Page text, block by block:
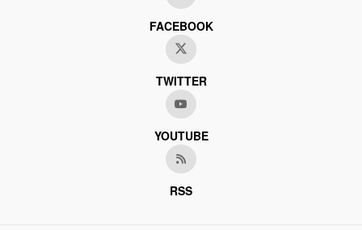
FACEBOOK
TWITTER
YOUTUBE
RSS